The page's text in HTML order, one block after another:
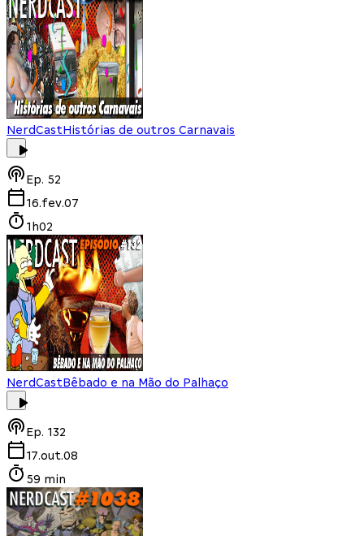
NerdCastHistórias de outros Carnavais
Ep. 52
16.fev.07
1h02
NerdCastBêbado e na Mão do Palhaço
Ep. 132
17.out.08
59 min